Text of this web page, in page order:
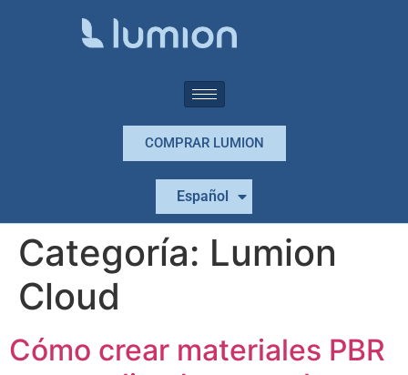
COMPRAR LUMION
Español
English
Categoría: Lumion
Cloud
Cómo crear materiales PBR